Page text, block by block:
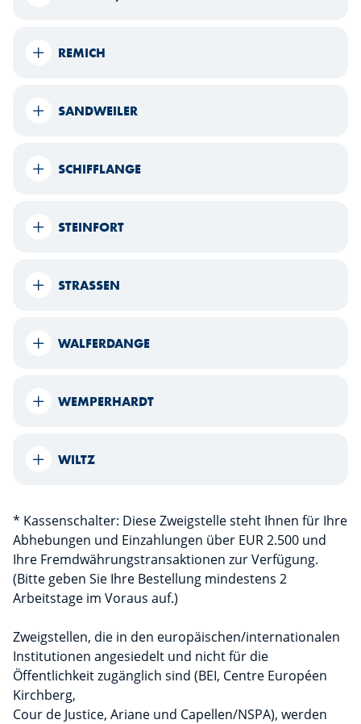
REMICH
SANDWEILER
SCHIFFLANGE
STEINFORT
STRASSEN
WALFERDANGE
WEMPERHARDT
WILTZ
* Kassenschalter: Diese Zweigstelle steht Ihnen für Ihre
Abhebungen und Einzahlungen über EUR 2.500 und
Ihre Fremdwährungstransaktionen zur Verfügung.
(Bitte geben Sie Ihre Bestellung mindestens 2
Arbeitstage im Voraus auf.)
Zweigstellen, die in den europäischen/internationalen
Institutionen angesiedelt und nicht für die
Öffentlichkeit zugänglich sind (BEI, Centre Européen
Kirchberg,
Cour de Justice, Ariane und Capellen/NSPA), werden